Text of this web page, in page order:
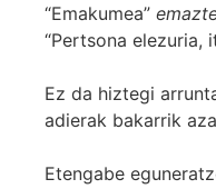
“Emakumea”
“Pertsona elezuria,
Ez da hiztegi
adierak bakarrik
Etengabe